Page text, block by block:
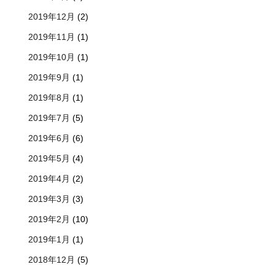
2019年12月 (2)
2019年11月 (1)
2019年10月 (1)
2019年9月 (1)
2019年8月 (1)
2019年7月 (5)
2019年6月 (6)
2019年5月 (4)
2019年4月 (2)
2019年3月 (3)
2019年2月 (10)
2019年1月 (1)
2018年12月 (5)